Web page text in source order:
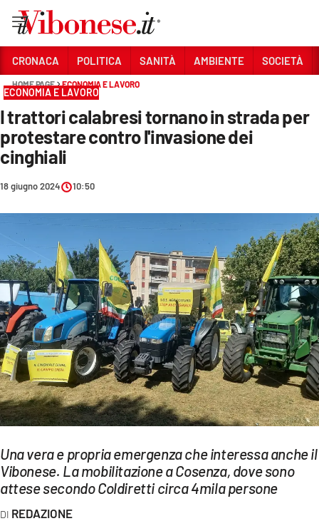
Sezioni
CRONACA
POLITICA
CULTURA
ECONOMIA E LAVORO
EVENTI
SPORT
Streaming
LAC TV
LAC NETWORK
LAC ONAIR
CRONACA POLITICA SANITÀ AMBIENTE SOCIETÀ
HOME PAGE ECONOMIA E LAVORO
ECONOMIA E LAVORO
I trattori calabresi tornano in strada per
protestare contro l'invasione dei
cinghiali
18 giugno 2024 10:50
Una vera e propria emergenza che interessa anche il
Vibonese. La mobilitazione a Cosenza, dove sono
attese secondo Coldiretti circa 4mila persone
REDAZIONE